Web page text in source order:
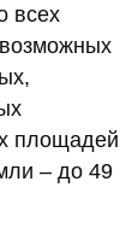
всех
площадей
– до 49